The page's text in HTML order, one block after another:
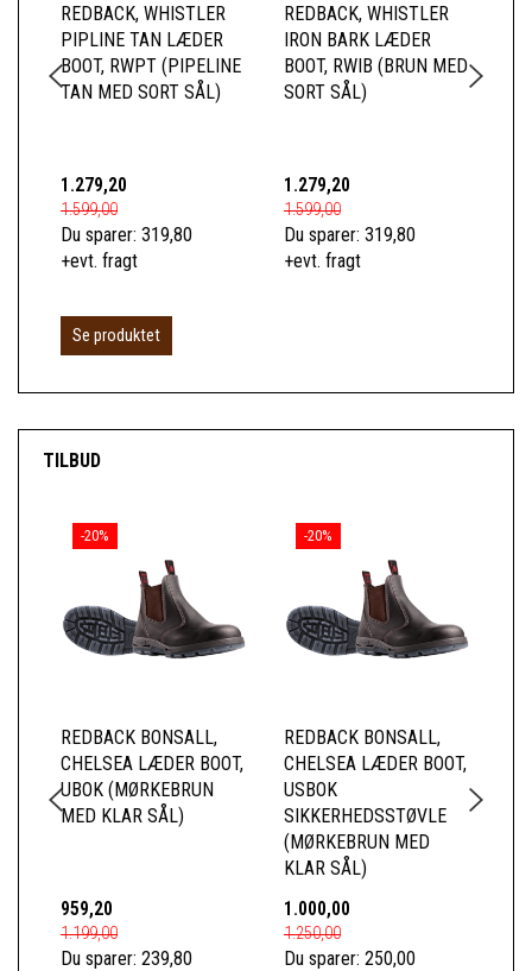
REDBACK, WHISTLER
PIPLINE TAN LÆDER
BOOT, RWPT (PIPELINE
TAN MED SORT SÅL)
1.279,20
1.599,00
Du sparer: 319,80
+evt. fragt
Se produktet
REDBACK, WHISTLER
IRON BARK LÆDER
BOOT, RWIB (BRUN MED
SORT SÅL)
1.279,20
1.599,00
Du sparer: 319,80
+evt. fragt
TILBUD
-20%
REDBACK BONSALL,
CHELSEA LÆDER BOOT,
UBOK (MØRKEBRUN
MED KLAR SÅL)
959,20
1.199,00
Du sparer: 239,80
-20%
REDBACK BONSALL,
CHELSEA LÆDER BOOT,
USBOK
SIKKERHEDSSTØVLE
(MØRKEBRUN MED
KLAR SÅL)
1.000,00
1.250,00
Du sparer: 250,00